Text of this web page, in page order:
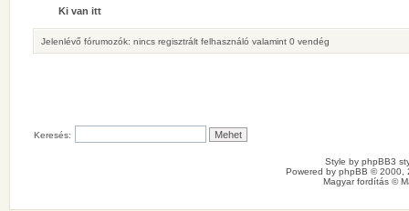
Ki van itt
Jelenlévő fórumozók: nincs regisztrált felhasználó valamint 0 vendég
Keresés:
Style by phpBB3
Powered by phpBB © 2000,
Magyar fordítás ©